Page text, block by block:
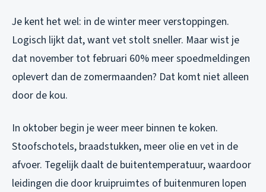
Je kent het wel: in de winter meer verstoppingen.
Logisch lijkt dat, want vet stolt sneller. Maar wist je
dat november tot februari 60% meer spoedmeldingen
oplevert dan de zomermaanden? Dat komt niet alleen
door de kou.
In oktober begin je weer meer binnen te koken.
Stoofschotels, braadstukken, meer olie en vet in de
afvoer. Tegelijk daalt de buitentemperatuur, waardoor
leidingen die door kruipruimtes of buitenmuren lopen